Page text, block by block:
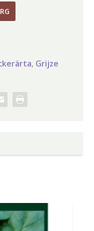
, Grijze